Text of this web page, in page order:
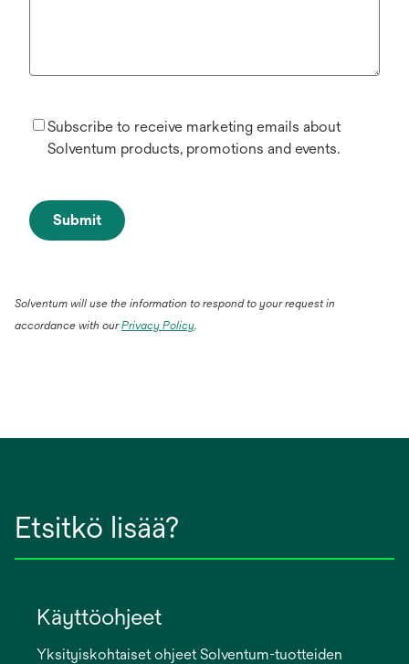
Subscribe to receive marketing emails about
Solventum products, promotions and events.
Submit
Solventum will use the information to respond to your request in
accordance with ourPrivacy Policy.
Etsitkö lisää?
Käyttöohjeet
Yksityiskohtaiset ohjeet Solventum-tuotteiden